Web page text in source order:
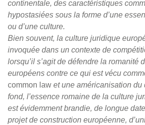
continentale, des caractéristiques
hypostasiées sous la forme d’une
ou d’une culture.
Bien souvent, la culture juridique
invoquée dans un contexte de
lorsqu’il s’agit de défendre la romanité
européens contre ce qui est vécu
common law et une américanisation du
fond, l’essence romaine de la culture
est évidemment brandie, de longue
projet de construction européenne,